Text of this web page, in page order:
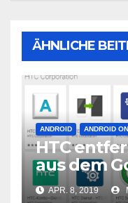
ÄHNLICHE
ANDROID ANDROID
HTC
aus dem
APR. 8, 2019